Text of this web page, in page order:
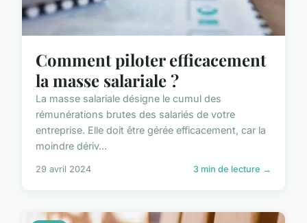
Comment piloter efficacement
la masse salariale ?
La masse salariale désigne le cumul des
rémunérations brutes des salariés de votre
entreprise. Elle doit être gérée efficacement, car la
moindre dériv...
29 avril 2024 3 min de lecture →